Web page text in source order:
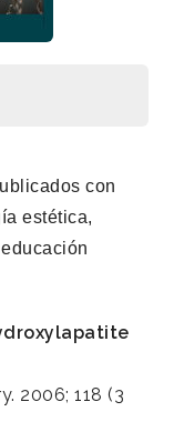
con
estética,
2006; 118 (3